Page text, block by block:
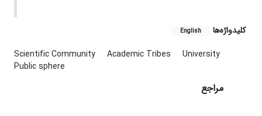
کلیدواژه‌ها English
Scientific Community Academic Tribes
University
Public sphere
مراجع